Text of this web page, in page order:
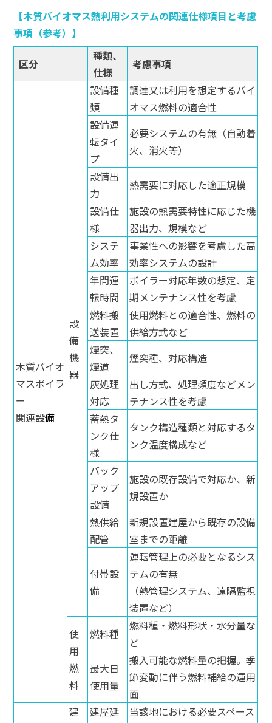
木質バイオマス熱利用システムの関連仕様項目と考慮
事項（参考）
区分
種類、
仕様
考慮事項
木質バイオ
マスボイラ
ー
関連設備
設
備
機
器
設備種
類
調達又は利用を想定するバイ
オマス燃料の適合性
設備運
転タイ
プ
必要システムの有無（自動着
火、消火等）
設備出
力
熱需要に対応した適正規模
設備仕
様
施設の熱需要特性に応じた機
器出力、規模など
システ
ム効率
事業性への影響を考慮した高
効率システムの設計
年間運
転時間
ボイラー対応年数の想定、定
期メンテナンス性を考慮
燃料搬
送装置
使用燃料との適合性、燃料の
供給方式など
煙突、
煙道
煙突種、対応構造
灰処理
対応
出し方式、処理頻度などメン
テナンス性を考慮
蓄熱タ
ンク仕
様
タンク構造種類と対応するタ
ンク温度構成など
バック
アップ
設備
施設の既存設備で対応か、新
規設置か
熱供給
配管
新規設置建屋から既存の設備
室までの距離
付帯設
備
運転管理上の必要となるシス
テムの有無
（熱管理システム、遠隔監視
装置など）
使
用
燃
料
燃料種
燃料種・燃料形状・水分量な
ど
最大日
使用量
搬入可能な燃料量の把握。季
節変動に伴う燃料補給の運用
面
建
建屋延
当該地における必要スペース